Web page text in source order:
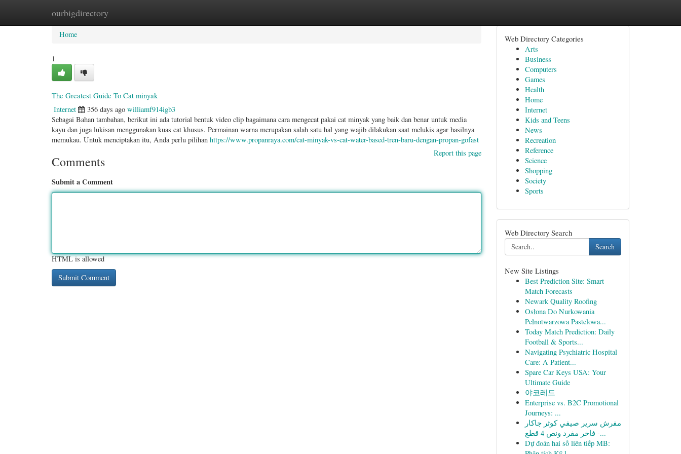
ourbigdirectory
Home New Site Listings
Home
1
The Greatest Guide To Cat minyak
Internet 356 days ago williamf914igb3
Sebagai Bahan tambahan, berikut ini ada tutorial bentuk video clip bagaimana cara mengecat pakai cat minyak yang baik dan benar untuk media
kayu dan juga lukisan menggunakan kuas cat khusus. Permainan warna merupakan salah satu hal yang wajib dilakukan saat melukis agar hasilnya
memukau. Untuk menciptakan itu, Anda perlu pilihan https://www.propanraya.com/cat-minyak-vs-cat-water-based-tren-baru-dengan-propan-gofast
Report this page
Comments
Submit a Comment
HTML is allowed
Web Directory Categories
Arts
Business
Computers
Games
Health
Home
Internet
Kids and Teens
News
Recreation
Reference
Science
Shopping
Society
Sports
Web Directory Search
Search
New Site Listings
Best Prediction Site: Smart
Match Forecasts
Newark Quality Roofing
Osłona Do Nurkowania
Pełnotwarzowa Pastelowa...
Today Match Prediction: Daily
Football & Sports...
Navigating Psychiatric Hospital
Care: A Patient...
Spare Car Keys USA: Your
Ultimate Guide
야코레드
Enterprise vs. B2C Promotional
Journeys: ...
مفرش سرير صيفي كوثر جاكار
فاخر مفرد ونص 4 قطع -...
Dự đoán hai số liên tiếp MB: